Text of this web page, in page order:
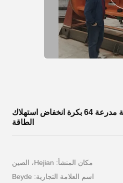
سلك تقطع الأسلاك آلة مدرعة 64 بكرة انخفاض استهلاك
الطاقة
مكان المنشأ: Hejian، الصين
اسم العلامة التجارية: Beyde